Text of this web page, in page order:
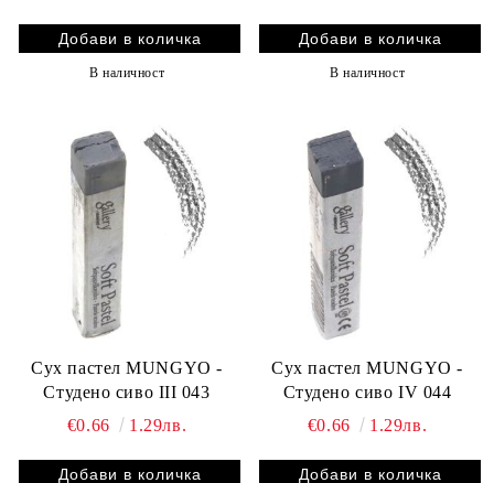
В наличност В наличност
Сух пастел MUNGYO -
Студено сиво III 043
€0.66
1.29лв.
Сух пастел MUNGYO -
Студено сиво IV 044
€0.66
1.29лв.